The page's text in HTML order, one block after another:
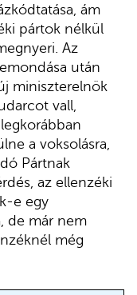
ám
pártok nélkül
Az
után
miniszterelnök
vall,
a voksolásra,
Pártnak
az ellenzéki
e egy
de már nem
még